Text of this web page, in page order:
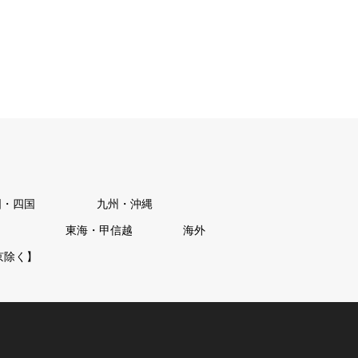
四国 九州・沖縄
東海・甲信越 海外
く】